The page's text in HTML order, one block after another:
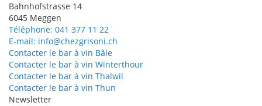
Bahnhofstrasse 14
6045 Meggen
Téléphone: 041 377 11 22
E-mail: info@chezgrisoni.ch
Contacter le bar à vin Bâle
Contacter le bar à vin Winterthour
Contacter le bar à vin Thalwil
Contacter le bar à vin Thun
Newsletter